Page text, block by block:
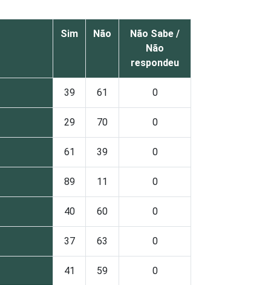
Sim Não
Não Sabe /
Não
respondeu
39 61 0
29 70 0
61 39 0
89 11 0
40 60 0
37 63 0
41 59 0